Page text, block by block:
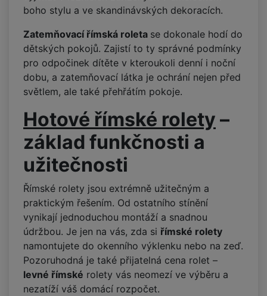
boho stylu a ve skandinávských dekoracích.
Zatemňovací římská roleta se dokonale hodí do
dětských pokojů. Zajistí to ty správné podmínky
pro odpočinek dítěte v kteroukoli denní i noční
dobu, a zatemňovací látka je ochrání nejen před
světlem, ale také přehřátím pokoje.
Hotové římské rolety –
základ funkčnosti a
užitečnosti
Římské rolety jsou extrémně užitečným a
praktickým řešením. Od ostatního stínění
vynikají jednoduchou montáží a snadnou
údržbou. Je jen na vás, zda si římské rolety
namontujete do okenního výklenku nebo na zeď.
Pozoruhodná je také přijatelná cena rolet –
levné římské rolety vás neomezí ve výběru a
nezatíží váš domácí rozpočet.